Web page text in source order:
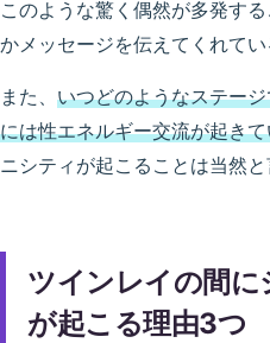
このような驚く偶然が多発す
かメッセージを伝えてくれてい
また、 いつどのようなステー
には性エネルギー交流が起き
ニシティが起こることは当然と
ツインレイの間
が起こる理由3つ